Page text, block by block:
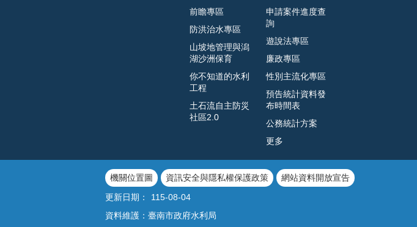
前瞻專區
防洪治水專區
山坡地管理與潟
湖沙洲保育
你不知道的水利
工程
土石流自主防災
社區2.0
申請案件進度查
詢
遊說法專區
廉政專區
性別主流化專區
預告統計資料發
布時間表
公務統計方案
更多
機關位置圖 資訊安全與隱私權保護政策
網站資料開放宣告
更新日期：
115-08-04
資料維護：臺南市政府水利局